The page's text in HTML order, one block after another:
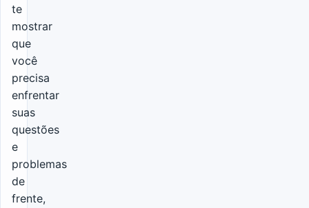
te
mostrar
que
você
precisa
enfrentar
suas
questões
e
problemas
de
frente,